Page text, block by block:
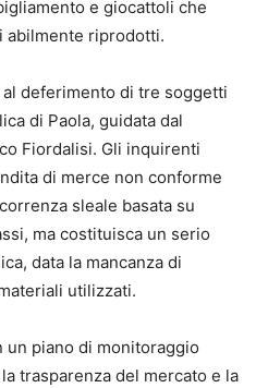
e giocattoli che
abilmente riprodotti.
deferimento di tre soggetti
di Paola, guidata dal
Fiordalisi. Gli inquirenti
di merce non conforme
sleale basata su
ma costituisca un serio
data la mancanza di
utilizzati.
un piano di monitoraggio
trasparenza del mercato e la